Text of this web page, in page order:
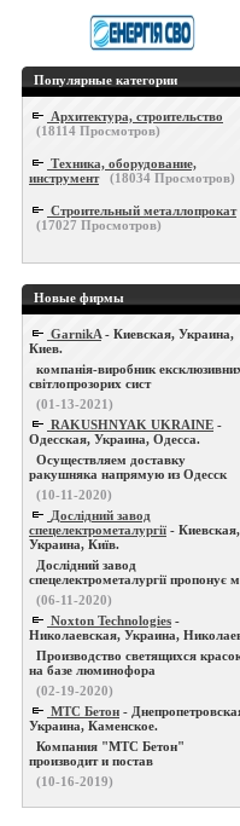
Популярные категории
Архитектура, строительство
(18114 Просмотров)
Техника, оборудование,
инструмент
(18034 Просмотров)
Строительный металлопрокат
(17027 Просмотров)
Новые фирмы
GarnikA - Киевская, Украина,
Киев.
компанія-виробник
світлопрозорих сист
(01-13-2021)
RAKUSHNYAK UKRAINE -
Одесская, Украина, Одесса.
Осуществляем доставку
ракушняка напрямую из Одесск
(10-11-2020)
Дослідний завод
спецелектрометалургії - Киевская,
Украина, Київ.
Дослідний завод
спецелектрометалургії пропонує
(06-11-2020)
Noxton Technologies -
Николаевская, Украина,
Производство светящихся
на базе люминофора
(02-19-2020)
МТС Бетон -
Украина, Каменское.
Компания "МТС Бетон"
производит и постав
(10-16-2019)